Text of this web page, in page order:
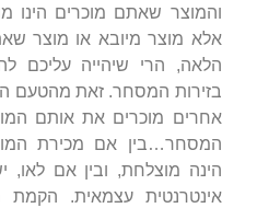
והמוצר שאתם מוכרים הינו
אלא מוצר מיובא או מוצר
הלאה, הרי שיהייה עליכם
בזירות המסחר. זאת מהטעם
אחרים מוכרים את אותם
המסחר…בין אם מכירת
הינה מוצלחת, ובין אם לאו,
אינטרנטית עצמאית. הקמת